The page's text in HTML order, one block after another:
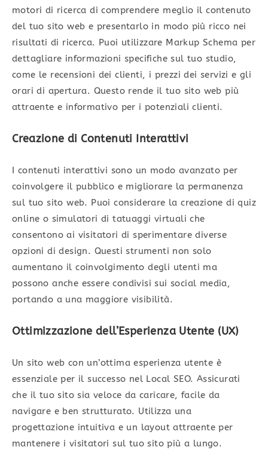
motori di ricerca di comprendere meglio il contenuto
del tuo sito web e presentarlo in modo più ricco nei
risultati di ricerca. Puoi utilizzare Markup Schema per
dettagliare informazioni specifiche sul tuo studio,
come le recensioni dei clienti, i prezzi dei servizi e gli
orari di apertura. Questo rende il tuo sito web più
attraente e informativo per i potenziali clienti.
Creazione di Contenuti Interattivi
I contenuti interattivi sono un modo avanzato per
coinvolgere il pubblico e migliorare la permanenza
sul tuo sito web. Puoi considerare la creazione di quiz
online o simulatori di tatuaggi virtuali che
consentono ai visitatori di sperimentare diverse
opzioni di design. Questi strumenti non solo
aumentano il coinvolgimento degli utenti ma
possono anche essere condivisi sui social media,
portando a una maggiore visibilità.
Ottimizzazione dell’Esperienza Utente (UX)
Un sito web con un’ottima esperienza utente è
essenziale per il successo nel Local SEO. Assicurati
che il tuo sito sia veloce da caricare, facile da
navigare e ben strutturato. Utilizza una
progettazione intuitiva e un layout attraente per
mantenere i visitatori sul tuo sito più a lungo.